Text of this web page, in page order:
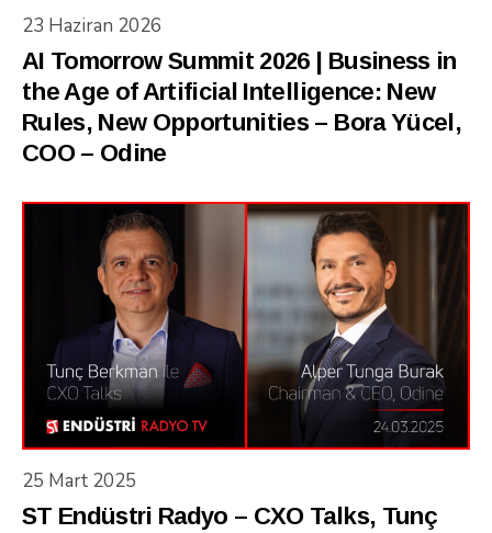
23 Haziran 2026
AI Tomorrow Summit 2026 | Business in
the Age of Artificial Intelligence: New
Rules, New Opportunities – Bora Yücel,
COO – Odine
25 Mart 2025
ST Endüstri Radyo – CXO Talks, Tunç